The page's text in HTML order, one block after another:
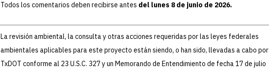
Todos los comentarios deben recibirse antes del lunes 8 de junio de 2026.
La revisión ambiental, la consulta y otras acciones requeridas por las leyes federales
ambientales aplicables para este proyecto están siendo, o han sido, llevadas a cabo por
TxDOT conforme al 23 U.S.C. 327 y un Memorando de Entendimiento de fecha 17 de julio